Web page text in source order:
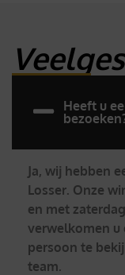
Heeft u
Ja, wij hebben
Losser. Onze
en met
verwelkomen u
persoon te
team.